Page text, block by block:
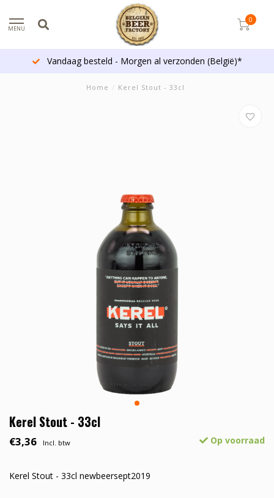
MENU
0
Vandaag besteld - Morgen al verzonden (België)*
Home / Kerel Stout - 33cl
Kerel Stout - 33cl
€3,36 Incl. btw Op voorraad
Kerel Stout - 33cl newbeersept2019